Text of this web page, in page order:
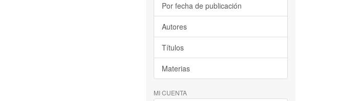
Por fecha de publicación
Autores
Títulos
Materias
MI CUENTA